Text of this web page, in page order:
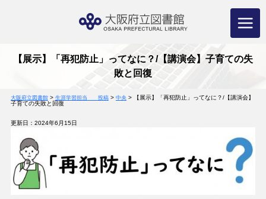
【展示】「再犯防止」ってなに？/【講演会】子育ての失
敗と回復
大阪府立図書館> 生涯学習担当 投稿> 中央>
【展示】「再犯防止」ってなに？/【講演会】
子育ての失敗と回復
更新日：2024年6月15日